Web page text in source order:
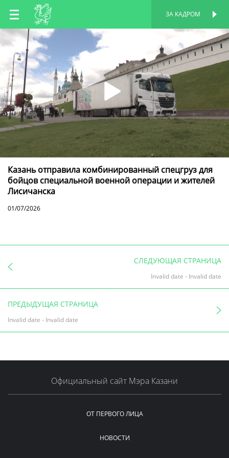
RU
TT
ЗА КАДРОМ
Казань отправила комбинированный спецгруз для
бойцов специальной военной операции и жителей
Лисичанска
01/07/2026
СЛЕДУЮЩАЯ СТРАНИЦА
Invalid date - Invalid date
ПРЕДЫДУЩАЯ СТРАНИЦА
Invalid date - Invalid date
Официальный сайт Мэра Казани
ОТ ПЕРВОГО ЛИЦА
НОВОСТИ
ПЕРСОНАЛЬНАЯ
СТРАНИЦА